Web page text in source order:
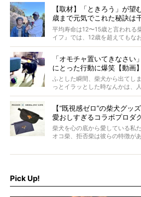
【取材】「ときろう」が望
歳まで元気でこれた秘訣は
#38ときろう
平均寿命は12〜15歳と言われる
イフ』では、12歳を超えてもな
意を込めて“レジェンド柴”と呼
ォーカスし、その元気の秘訣や
だと思うことを、オーナーさん
回登場してくれたのは、17歳の
ら食が細かったため、何でも食
「オモチャ置いてきなさい
にとった行動に爆笑【動画】
ふとした瞬間、柴犬から出てし
っとイラッとした時なんかは、
いように見えます。もしかして
【“既視感ゼロ”の柴犬グ
愛おしすぎるコラボプロダ
柴犬を心の底から愛している私
オコ柴、拒否柴は彼らの特徴が
でもちょっと待て…もうひとつ
Pick Up!